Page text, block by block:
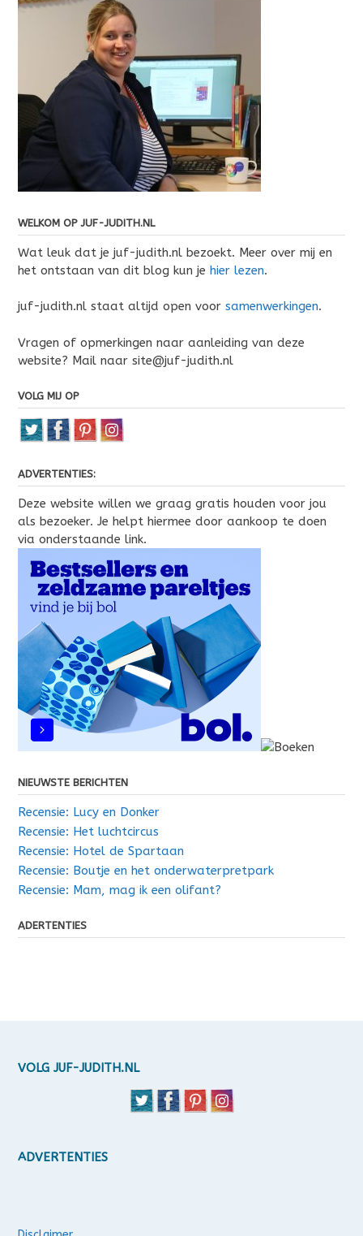
WELKOM OP JUF-JUDITH.NL
Wat leuk dat je juf-judith.nl bezoekt. Meer over mij en
het ontstaan van dit blog kun je hier lezen.
juf-judith.nl staat altijd open voor samenwerkingen.
Vragen of opmerkingen naar aanleiding van deze
website? Mail naar site@juf-judith.nl
VOLG MIJ OP
ADVERTENTIES:
Deze website willen we graag gratis houden voor jou
als bezoeker. Je helpt hiermee door aankoop te doen
via onderstaande link.
NIEUWSTE BERICHTEN
Recensie: Lucy en Donker
Recensie: Het luchtcircus
Recensie: Hotel de Spartaan
Recensie: Boutje en het onderwaterpretpark
Recensie: Mam, mag ik een olifant?
ADERTENTIES
VOLG JUF-JUDITH.NL
ADVERTENTIES